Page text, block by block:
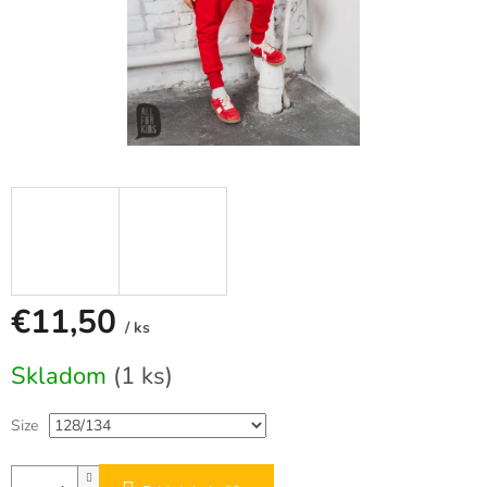
€11,50 / ks
cena:
Skladom (1 ks)
Size